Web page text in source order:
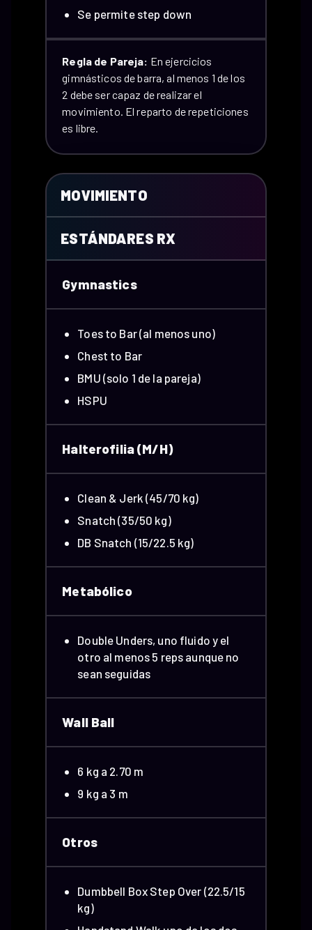
Se permite step down
Regla de Pareja: En ejercicios
gimnásticos de barra, al menos 1 de los
2 debe ser capaz de realizar el
movimiento. El reparto de repeticiones
es libre.
MOVIMIENTO
ESTÁNDARES RX
Gymnastics
Toes to Bar (al menos uno)
Chest to Bar
BMU (solo 1 de la pareja)
HSPU
Halterofilia (M/H)
Clean & Jerk (45/70 kg)
Snatch (35/50 kg)
DB Snatch (15/22.5 kg)
Metabólico
Double Unders, uno fluido y el
otro al menos 5 reps aunque no
sean seguidas
Wall Ball
6 kg a 2.70 m
9 kg a 3 m
Otros
Dumbbell Box Step Over (22.5/15
kg)